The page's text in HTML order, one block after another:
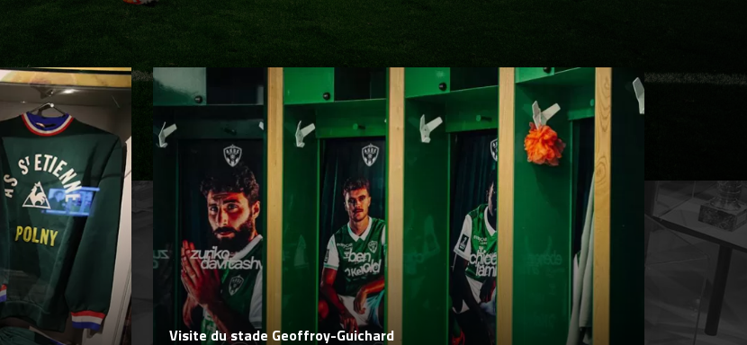
ASSE
Visite du stade Geoffroy-Guichard